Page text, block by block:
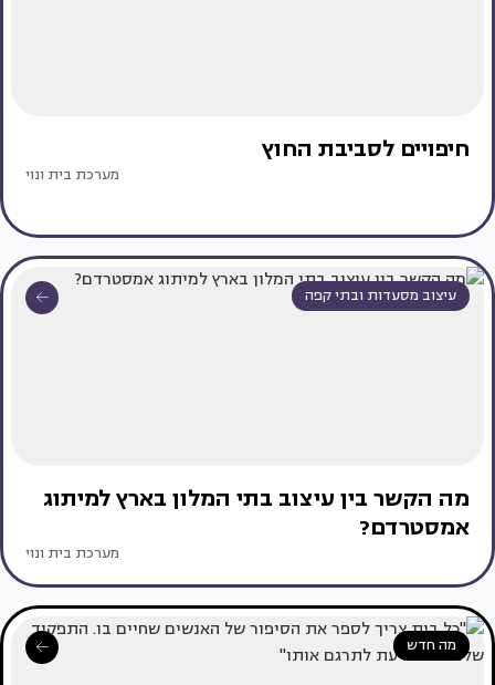
חיפויים לסביבת החוץ
מערכת בית ונוי
עיצוב מסעדות ובתי קפה
מה הקשר בין עיצוב בתי המלון בארץ למיתוג
אמסטרדם?
מערכת בית ונוי
מה חדש